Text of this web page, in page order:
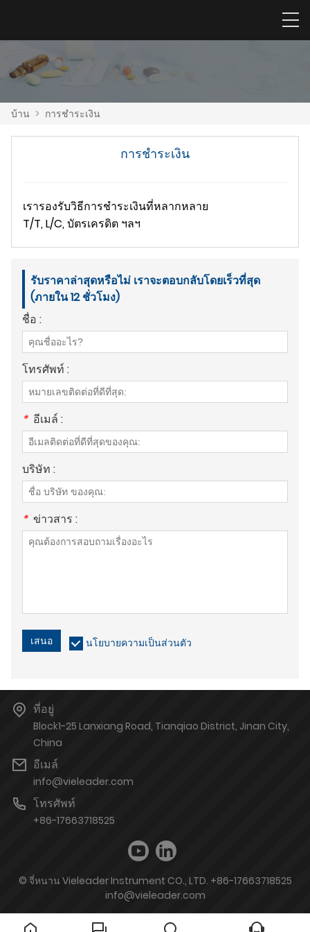
บ้าน > การชำระเงิน
การชำระเงิน
เรารองรับวิธีการชำระเงินที่หลากหลาย
T/T, L/C, บัตรเครดิต ฯลฯ
รับราคาล่าสุดหรือไม่ เราจะตอบกลับโดยเร็วที่สุด
(ภายใน 12 ชั่วโมง)
ชื่อ :
โทรศัพท์ :
* อีเมล์ :
บริษัท :
* ข่าวสาร :
เสนอ นโยบายความเป็นส่วนตัว
ที่อยู่
Block1-25 Lanxiang Road, Tianqiao District, Jinan City,
China
อีเมล์
info@vieleader.com
โทรศัพท์
+86-17663718525
© จี่หนาน Vieleader Instrument CO., LTD. +86-17663718525
info@vieleader.com